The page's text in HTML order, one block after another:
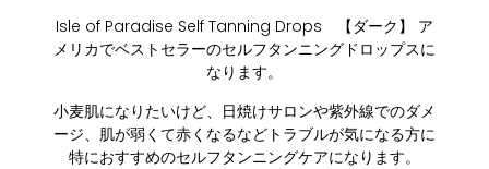
Isle of Paradise Self Tanning Drops 【ダーク】 ア
メリカでベストセラーのセルフタンニングドロップスに
なります。
小麦肌になりたいけど、日焼けサロンや紫外線でのダメ
ージ、肌が弱くて赤くなるなどトラブルが気になる方に
特におすすめのセルフタンニングケアになります。